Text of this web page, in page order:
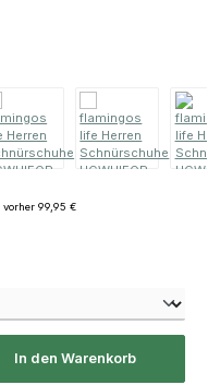
vorher 99,95 €
In den Warenkorb